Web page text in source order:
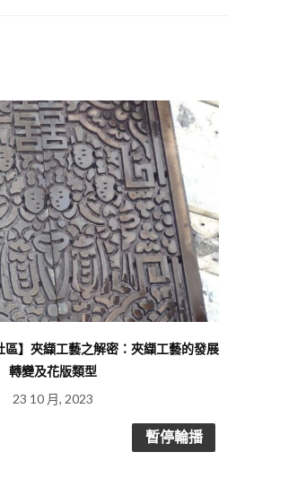
區】夾纈工藝之解密：夾纈工藝的發展
轉變及花版類型
23 10 月, 2023
暫停輪播